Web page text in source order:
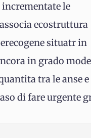
le
ecostruttura
situatr in
in grado
tra le anse
di fare urgente